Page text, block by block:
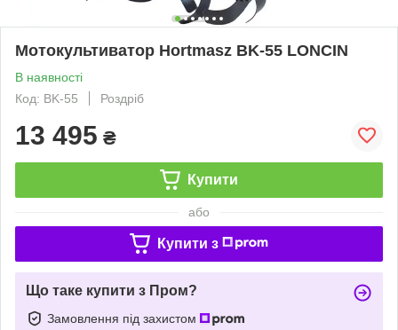
Мотокультиватор Hortmasz BK-55 LONCIN
В наявності
Код: BK-55
Роздріб
13 495 ₴
Купити
або
Купити з
Що таке купити з Пром?
Замовлення під захистом